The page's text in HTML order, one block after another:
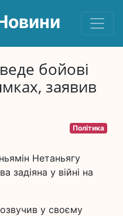
бойові
заявив
Політика
Нетаньягу
задіяна у війні на
у своєму